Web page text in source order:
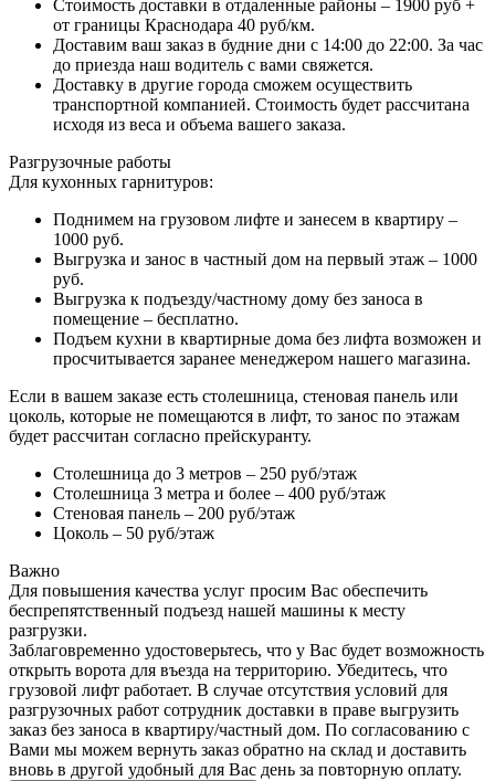
Стоимость доставки в отдаленные районы – 1900 руб +
от границы Краснодара 40 руб/км.
Доставим ваш заказ в будние дни с 14:00 до 22:00. За час
до приезда наш водитель с вами свяжется.
Доставку в другие города сможем осуществить
транспортной компанией. Стоимость будет рассчитана
исходя из веса и объема вашего заказа.
Разгрузочные работы
Для кухонных гарнитуров:
Поднимем на грузовом лифте и занесем в квартиру –
1000 руб.
Выгрузка и занос в частный дом на первый этаж – 1000
руб.
Выгрузка к подъезду/частному дому без заноса в
помещение – бесплатно.
Подъем кухни в квартирные дома без лифта возможен и
просчитывается заранее менеджером нашего магазина.
Если в вашем заказе есть столешница, стеновая панель или
цоколь, которые не помещаются в лифт, то занос по этажам
будет рассчитан согласно прейскуранту.
Столешница до 3 метров – 250 руб/этаж
Столешница 3 метра и более – 400 руб/этаж
Стеновая панель – 200 руб/этаж
Цоколь – 50 руб/этаж
Важно
Для повышения качества услуг просим Вас обеспечить
беспрепятственный подъезд нашей машины к месту
разгрузки.
Заблаговременно удостоверьтесь, что у Вас будет возможность
открыть ворота для въезда на территорию. Убедитесь, что
грузовой лифт работает. В случае отсутствия условий для
разгрузочных работ сотрудник доставки в праве выгрузить
заказ без заноса в квартиру/частный дом. По согласованию с
Вами мы можем вернуть заказ обратно на склад и доставить
вновь в другой удобный для Вас день за повторную оплату.